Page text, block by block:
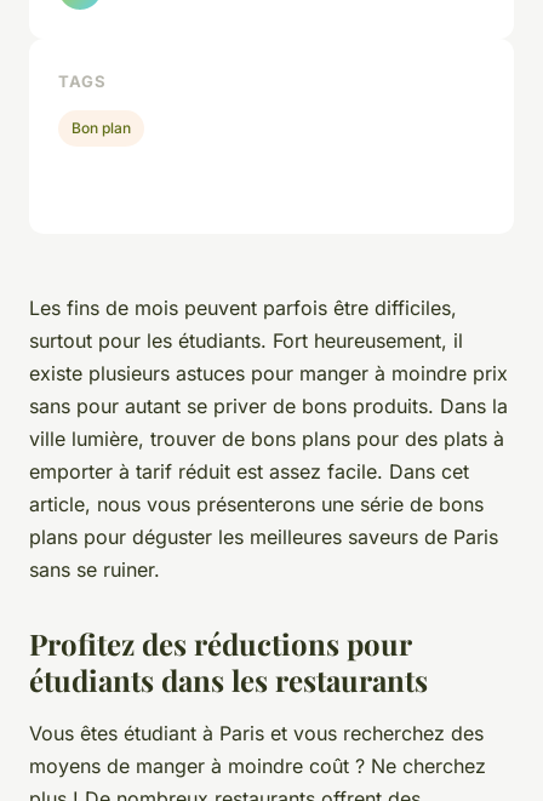
Les fins de mois peuvent parfois être difficiles,
surtout pour les étudiants. Fort heureusement, il
existe plusieurs astuces pour manger à moindre prix
sans pour autant se priver de bons produits. Dans la
ville lumière, trouver de bons plans pour des plats à
emporter à tarif réduit est assez facile. Dans cet
article, nous vous présenterons une série de bons
plans pour déguster les meilleures saveurs de Paris
sans se ruiner.
Profitez des réductions pour
étudiants dans les restaurants
Vous êtes étudiant à Paris et vous recherchez des
moyens de manger à moindre coût ? Ne cherchez
TAGS
Bon plan